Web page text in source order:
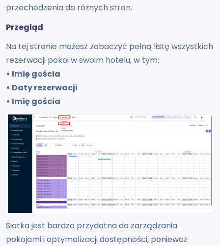
przechodzenia do różnych stron.
Przegląd
Na tej stronie możesz zobaczyć pełną listę wszystkich
rezerwacji pokoi w swoim hotelu, w tym:
• Imię gościa
• Daty rezerwacji
• Imię gościa
Siatka jest bardzo przydatna do zarządzania
pokojami i optymalizacji dostępności, ponieważ